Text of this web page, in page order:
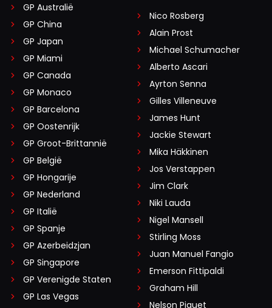
GP Australië
GP China
GP Japan
GP Miami
GP Canada
GP Monaco
GP Barcelona
GP Oostenrijk
GP Groot-Brittannië
GP België
GP Hongarije
GP Nederland
GP Italië
GP Spanje
GP Azerbeidzjan
GP Singapore
GP Verenigde Staten
GP Las Vegas
Nico Rosberg
Alain Prost
Michael Schumacher
Alberto Ascari
Ayrton Senna
Gilles Villeneuve
James Hunt
Jackie Stewart
Mika Häkkinen
Jos Verstappen
Jim Clark
Niki Lauda
Nigel Mansell
Stirling Moss
Juan Manuel Fangio
Emerson Fittipaldi
Graham Hill
Nelson Piquet